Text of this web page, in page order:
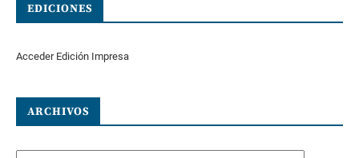
EDICIONES
Acceder Edición Impresa
ARCHIVOS